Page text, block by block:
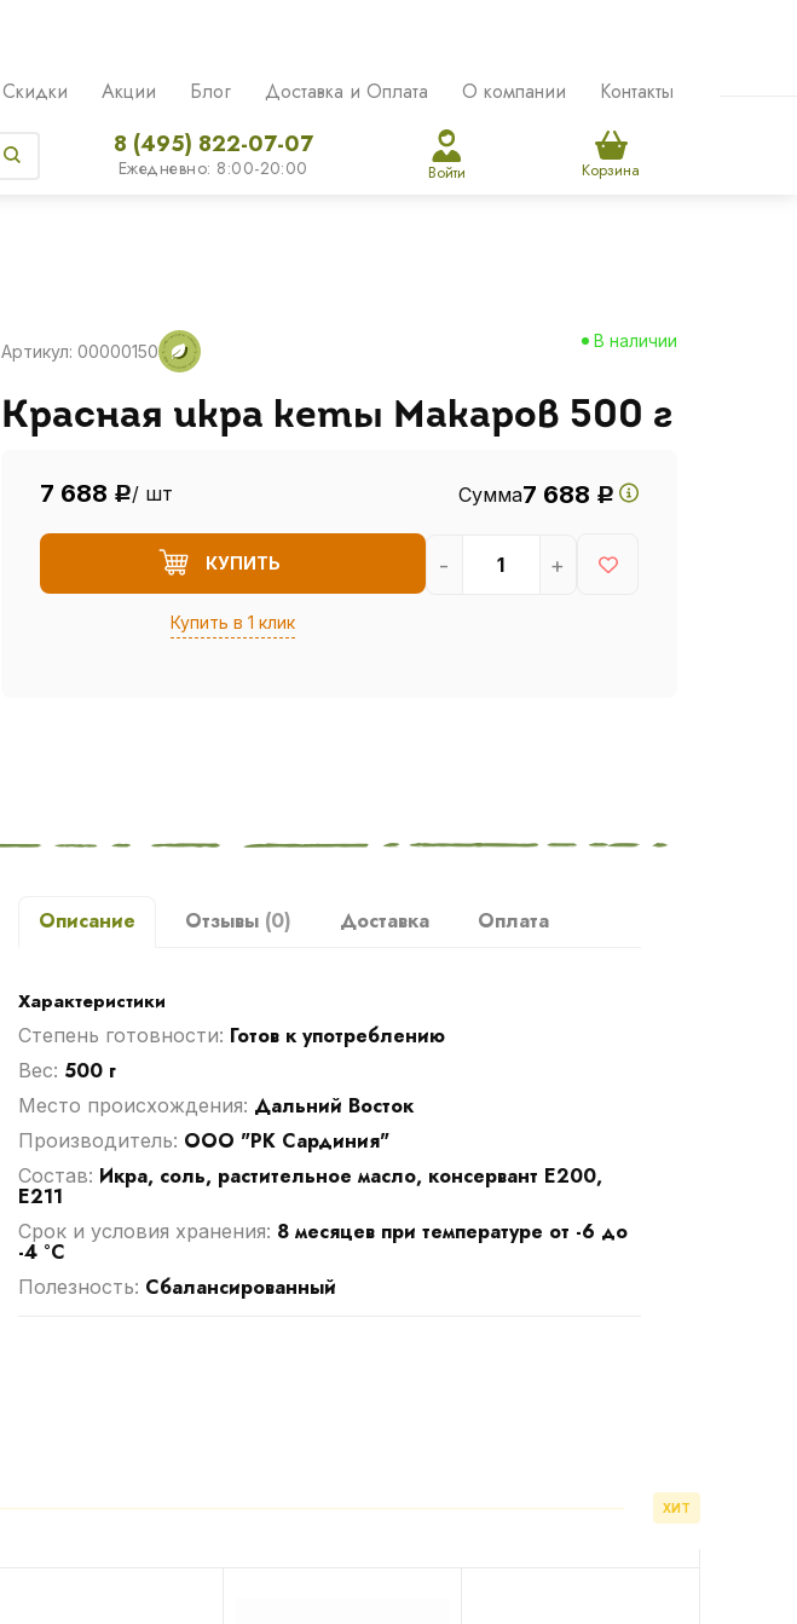
Скидки Акции Блог Доставка и Оплата О компании Контакты
8 (495) 822-07-07
Ежедневно: 8:00-20:00 Войти Корзина
Артикул: 00000150
В наличии
Красная икра кеты Макаров 500 г
7 688 Р/ шт Сумма7 688 Р
КУПИТЬ
Купить в 1 клик
- +
Описание Отзывы (0) Доставка Оплата
Характеристики
Степень готовности: Готов к употреблению
Вес: 500 г
Место происхождения: Дальний Восток
Производитель: ООО "РК Сардиния"
Cостав: Икра, соль, растительное масло, консервант Е200,
Е211
Срок и условия хранения: 8 месяцев при температуре от -6 до
-4 °C
Полезность: Сбалансированный
ХИТ